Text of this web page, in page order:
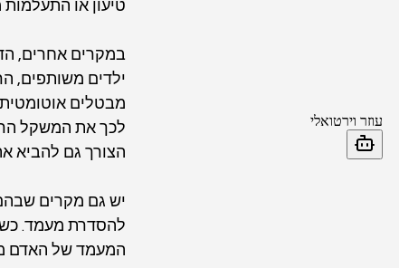
טיעון או
במקרים אחרים,
ילדים משותפים,
מבטלים
לכך את המשקל
הצורך גם להביא
יש גם מקרים
להסדרת מעמד.
המעמד של האדם